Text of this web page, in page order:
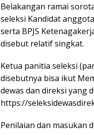
Belakangan ramai
seleksi Kandidat
serta BPJS
disebut relatif singkat.
Ketua panitia seleksi
disebutnya bisa ikut
dewas dan direksi yang
https://
Penilaian dan masukan